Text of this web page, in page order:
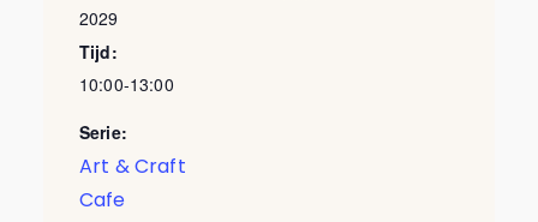
2029
Tijd:
10:00-13:00
Serie:
Art & Craft
Cafe